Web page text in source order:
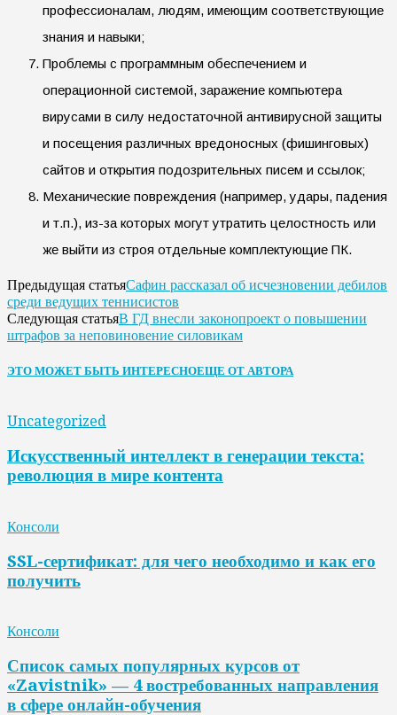
профессионалам, людям, имеющим соответствующие
знания и навыки;
Проблемы с программным обеспечением и
операционной системой, заражение компьютера
вирусами в силу недостаточной антивирусной защиты
и посещения различных вредоносных (фишинговых)
сайтов и открытия подозрительных писем и ссылок;
Механические повреждения (например, удары, падения
и т.п.), из-за которых могут утратить целостность или
же выйти из строя отдельные комплектующие ПК.
Предыдущая статьяСафин рассказал об исчезновении дебилов
среди ведущих теннисистов
Следующая статьяВ ГД внесли законопроект о повышении
штрафов за неповиновение силовикам
ЭТО МОЖЕТ БЫТЬ ИНТЕРЕСНОЕЩЕ ОТ АВТОРА
Uncategorized
Искусственный интеллект в генерации текста:
революция в мире контента
Консоли
SSL-сертификат: для чего необходимо и как его
получить
Консоли
Список самых популярных курсов от
«Zavistnik» — 4 востребованных направления
в сфере онлайн-обучения